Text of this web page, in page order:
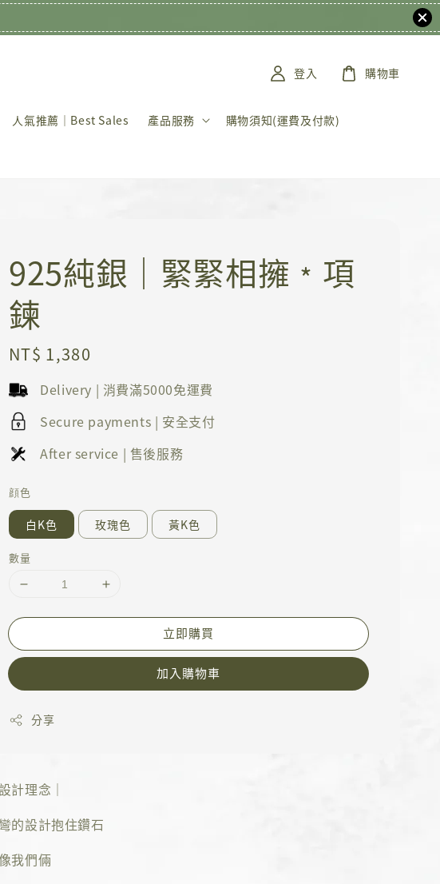
人氣推薦｜Best Sales 產品服務 購物須知(運費及付款)
登入 購物車
925純銀｜緊緊相擁﹡項
鍊
Regular
price
NT$ 1,380
Delivery | 消費滿5000免運費
Secure payments | 安全支付
After service | 售後服務
顔色
白K色 玫瑰色 黃K色
數量
立即購買
加入購物車
分享
計理念｜
的設計抱住鑽石
我們倆